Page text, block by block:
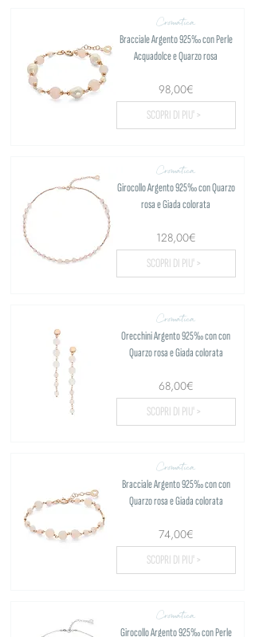
Cromatica
Bracciale Argento 925‰ con Perle
Acquadolce e Quarzo rosa
98,00€
SCOPRI DI PIU' >
Cromatica
Girocollo Argento 925‰ con Quarzo
rosa e Giada colorata
128,00€
SCOPRI DI PIU' >
Cromatica
Orecchini Argento 925‰ con con
Quarzo rosa e Giada colorata
68,00€
SCOPRI DI PIU' >
Cromatica
Bracciale Argento 925‰ con con
Quarzo rosa e Giada colorata
74,00€
SCOPRI DI PIU' >
Cromatica
Girocollo Argento 925‰ con Perle